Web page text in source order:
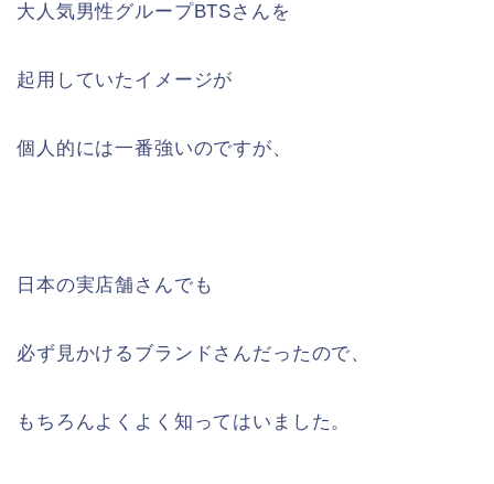
大人気男性グループBTSさんを
起用していたイメージが
個人的には一番強いのですが、
日本の実店舗さんでも
必ず見かけるブランドさんだったので、
もちろんよくよく知ってはいました。